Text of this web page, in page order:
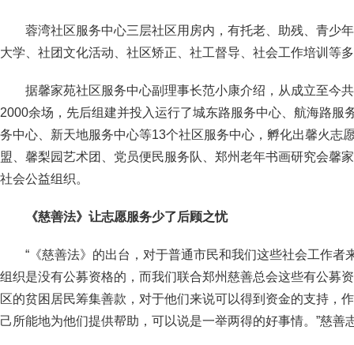
蓉湾社区服务中心三层社区用房内，有托老、助残、青少
大学、社团文化活动、社区矫正、社工督导、社会工作培训等
据馨家苑社区服务中心副理事长范小康介绍，从成立至今
2000余场，先后组建并投入运行了城东路服务中心、航海路服
务中心、新天地服务中心等13个社区服务中心，孵化出馨火志
盟、馨梨园艺术团、党员便民服务队、郑州老年书画研究会馨
社会公益组织。
《慈善法》让志愿服务少了后顾之忧
“《慈善法》的出台，对于普通市民和我们这些社会工作者
组织是没有公募资格的，而我们联合郑州慈善总会这些有公募
区的贫困居民筹集善款，对于他们来说可以得到资金的支持，
己所能地为他们提供帮助，可以说是一举两得的好事情。”慈善